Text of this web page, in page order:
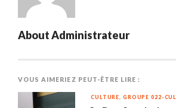
AboutAdministrateur
VOUS AIMERIEZ PEUT-ÊTRE LIRE :
CULTURE GROUPE 022-